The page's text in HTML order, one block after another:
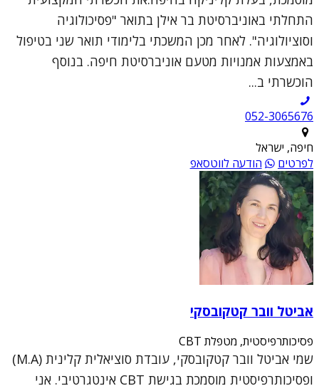
התחלתי באוניברסיטת בר אילן בתואר "פסיכולוגיה
וסוציולוגיה". לאחר מכן המשכתי בלימודי תואר שני בטיפול
באמצעות אמנויות מטעם אוניברסיטת חיפה. בנוסף
הוכשרתי ב...
052-3065676
חיפה, ישראל
לפרטים
הודעה לווטסאפ
אביטל וובר קטקובסקי
פסיכותרפיסטית, מטפלת CBT
שמי אביטל וובר קטקובסקי, עובדת סוציאלית קלינית (M.A)
ופסיכותרפיסטית מוסמכת בגישת CBT אינטגרטיבי. אני